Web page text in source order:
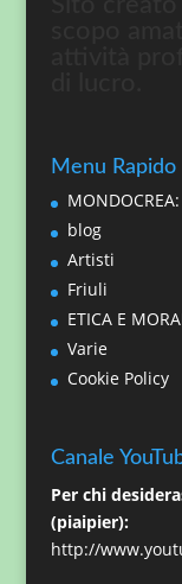
Menu Rapido
blog
Artisti
Friuli
ETICA E
Varie
Cookie Policy
Canale
Per chi
(piaipier):
http://